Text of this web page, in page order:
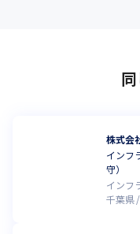
株式会
インフ
守）
インフ
千葉県